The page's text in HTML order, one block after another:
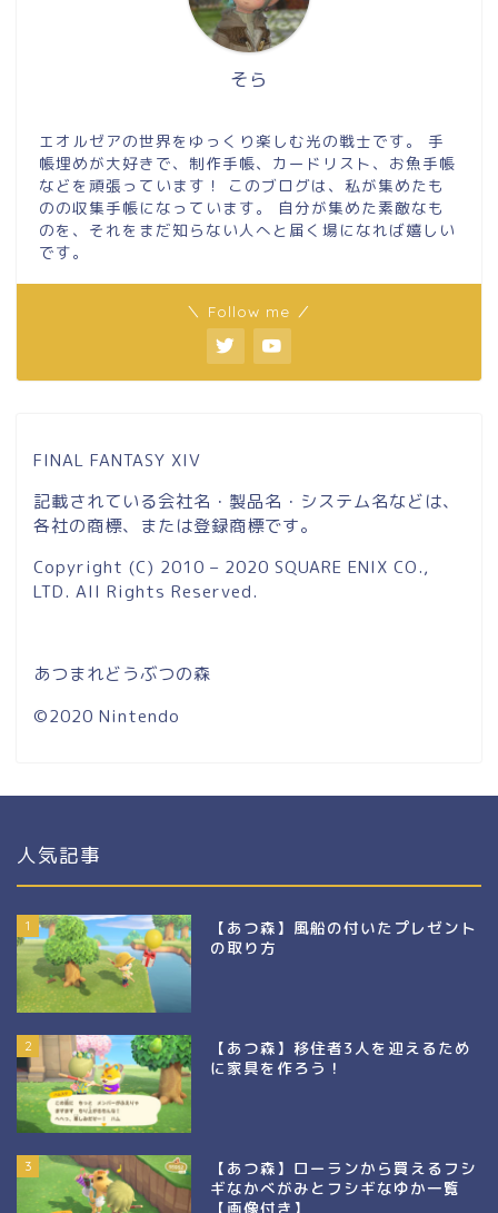
そら
エオルゼアの世界をゆっくり楽しむ光の戦士です。 手
帳埋めが大好きで、制作手帳、カードリスト、お魚手帳
などを頑張っています！ このブログは、私が集めたも
のの収集手帳になっています。 自分が集めた素敵なも
のを、それをまだ知らない人へと届く場になれば嬉しい
です。
＼ Follow me ／
FINAL FANTASY XIV
記載されている会社名・製品名・システム名などは、
各社の商標、または登録商標です。
Copyright (C) 2010 – 2020 SQUARE ENIX CO.,
LTD. All Rights Reserved.
あつまれどうぶつの森
©2020 Nintendo
人気記事
1
【あつ森】風船の付いたプレゼント
の取り方
2
【あつ森】移住者3人を迎えるため
に家具を作ろう！
3
【あつ森】ローランから買えるフシ
ギなかべがみとフシギなゆか一覧
【画像付き】